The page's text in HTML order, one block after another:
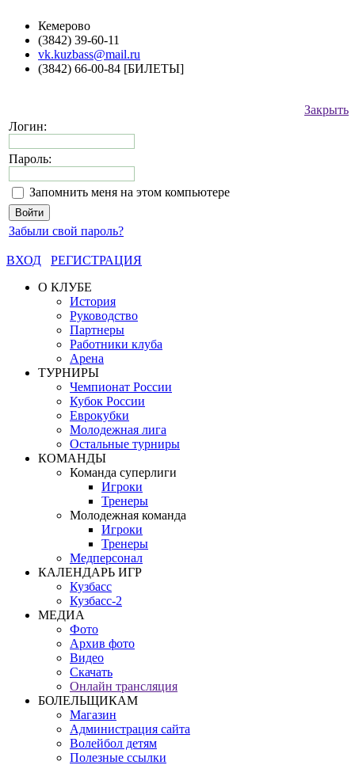
Кемерово
(3842) 39-60-11
vk.kuzbass@mail.ru
(3842) 66-00-84 [БИЛЕТЫ]
Закрыть
Логин:
Пароль:
Запомнить меня на этом компьютере
Забыли свой пароль?
ВХОД
РЕГИСТРАЦИЯ
О КЛУБЕ
История
Руководство
Партнеры
Работники клуба
Арена
ТУРНИРЫ
Чемпионат России
Кубок России
Еврокубки
Молодежная лига
Остальные турниры
КОМАНДЫ
Команда суперлиги
Игроки
Тренеры
Молодежная команда
Игроки
Тренеры
Медперсонал
КАЛЕНДАРЬ ИГР
Кузбасс
Кузбасс-2
МЕДИА
Фото
Архив фото
Видео
Скачать
Онлайн трансляция
БОЛЕЛЬЩИКАМ
Магазин
Администрация сайта
Волейбол детям
Полезные ссылки